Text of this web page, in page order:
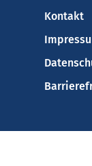
Kontakt